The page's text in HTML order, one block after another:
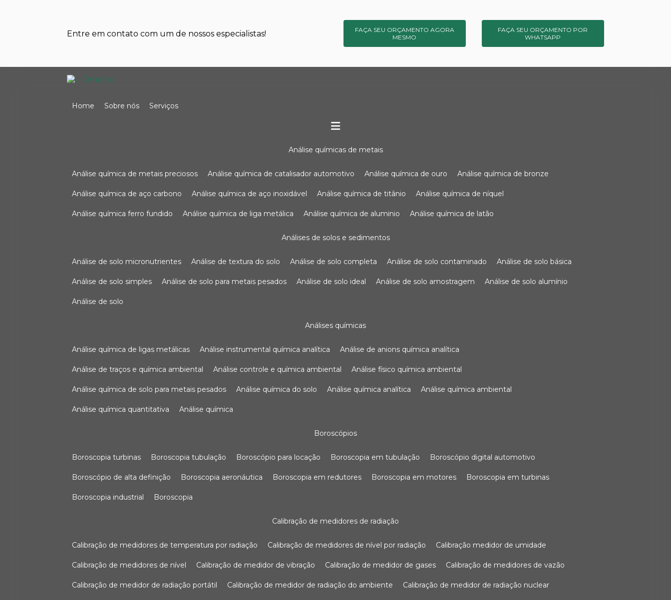
Entre em contato com um de nossos especialistas!
FAÇA SEU ORÇAMENTO AGORA
MESMO
FAÇA SEU ORÇAMENTO POR
WHATSAPP
Home Sobre nós Serviços
análise químicas de metais
análise química de metais preciosos análise química de catalisador automotivo análise química de ouro análise química de bronze
análise química de aço carbono análise química de aço inoxidável análise química de titânio análise química de níquel
análise química ferro fundido análise química de liga metálica análise química de aluminio análise química de latão
análises de solos e sedimentos
análise de solo micronutrientes análise de textura do solo análise de solo completa análise de solo contaminado análise de solo básica
análise de solo simples análise de solo para metais pesados análise de solo ideal análise de solo amostragem análise de solo alumínio
análise de solo
análises químicas
análise química de ligas metálicas análise instrumental química analítica análise de anions química analítica
análise de traços e química ambiental análise controle e química ambiental análise físico química ambiental
análise química de solo para metais pesados análise química do solo análise química analítica análise química ambiental
análise química quantitativa análise química
boroscópios
boroscopia turbinas boroscopia tubulação boroscópio para locação boroscopia em tubulação boroscópio digital automotivo
boroscópio de alta definição boroscopia aeronáutica boroscopia em redutores boroscopia em motores boroscopia em turbinas
boroscopia industrial boroscopia
calibração de medidores de radiação
calibração de medidores de temperatura por radiação calibração de medidores de nível por radiação calibração medidor de umidade
calibração de medidores de nível calibração de medidor de vibração calibração de medidor de gases calibração de medidores de vazão
calibração de medidor de radiação portátil calibração de medidor de radiação do ambiente calibração de medidor de radiação nuclear